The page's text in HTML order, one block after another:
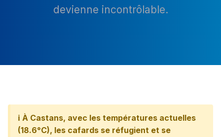
devienne incontrôlable.
ℹ️ À Castans, avec les températures actuelles
(18.6°C), les cafards se réfugient et se